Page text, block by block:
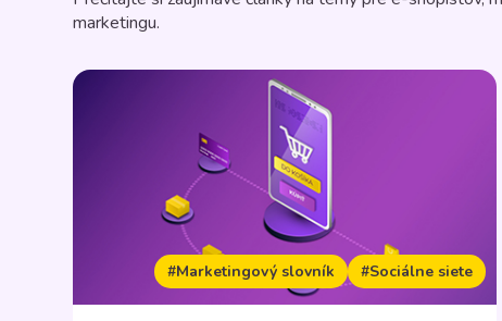
marketingu.
#Marketingový slovník #Sociálne siete